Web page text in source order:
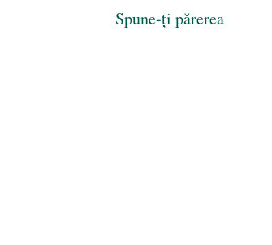
Spune-ți părerea